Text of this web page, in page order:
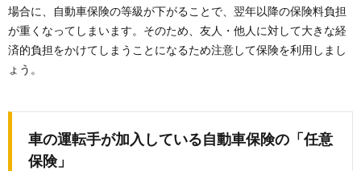
場合に、自動車保険の等級が下がることで、翌年以降の保険料負担
が重くなってしまいます。そのため、友人・他人に対して大きな経
済的負担をかけてしまうことになるため注意して保険を利用しまし
ょう。
車の運転手が加入している自動車保険の「任意
保険」